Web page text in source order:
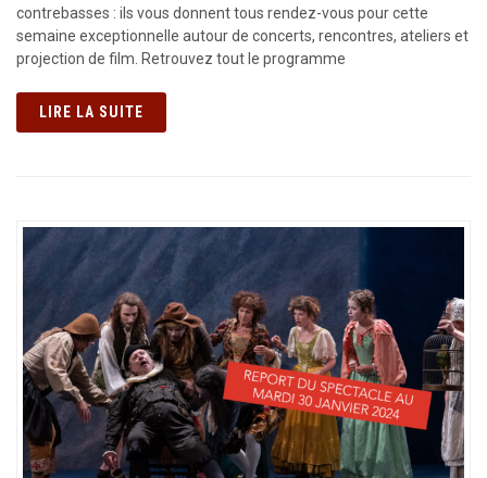
contrebasses : ils vous donnent tous rendez-vous pour cette
semaine exceptionnelle autour de concerts, rencontres, ateliers et
projection de film. Retrouvez tout le programme
LIRE LA SUITE